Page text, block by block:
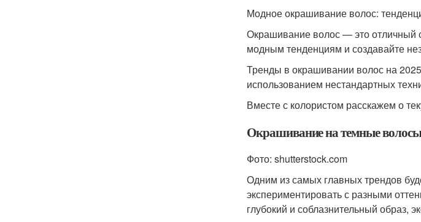
Модное окрашивание волос:
Окрашивание волос — это отличный
модным тенденциям и создавайте
Тренды в окрашивании волос на
использованием нестандартных
Вместе с колористом расскажем о
Окрашивание на темные волосы
Фото: shutterstock.com
Одним из самых главных трендов
экспериментировать с разными
глубокий и соблазнительный образ,